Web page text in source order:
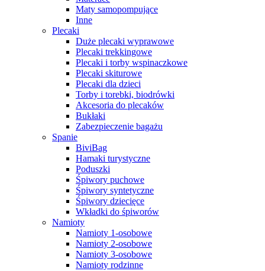
Maty samopompujące
Inne
Plecaki
Duże plecaki wyprawowe
Plecaki trekkingowe
Plecaki i torby wspinaczkowe
Plecaki skiturowe
Plecaki dla dzieci
Torby i torebki, biodrówki
Akcesoria do plecaków
Bukłaki
Zabezpieczenie bagażu
Spanie
BiviBag
Hamaki turystyczne
Poduszki
Śpiwory puchowe
Śpiwory syntetyczne
Śpiwory dziecięce
Wkładki do śpiworów
Namioty
Namioty 1-osobowe
Namioty 2-osobowe
Namioty 3-osobowe
Namioty rodzinne